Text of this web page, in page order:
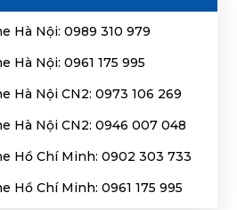
Hà Nội: 0989 310 979
Hà Nội: 0961 175 995
Hà Nội CN2: 0973 106 269
Hà Nội CN2: 0946 007 048
Hồ Chí Minh: 0902 303 733
Hồ Chí Minh: 0961 175 995